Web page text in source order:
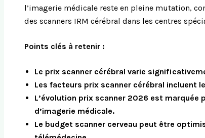
l’imagerie médicale reste en pleine mutation,
des scanners IRM cérébral dans les centres
Points clés à retenir :
Le prix scanner cérébral varie
Les facteurs prix scanner cérébral incluent
L’évolution prix scanner 2026 est marquée
d’imagerie médicale.
Le budget scanner cerveau peut être